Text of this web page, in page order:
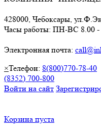
428000, Чебоксары,
Часы работы: ПН-ВС 8.00 -
Электронная почта:
×Телефон: 8(800)770-78-40
(8352) 700-800
Войти на сайт
Корзина пуста